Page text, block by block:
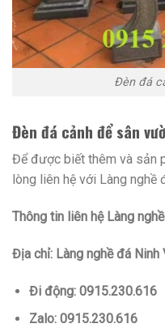
Đèn đá
Đèn đá cảnh để sân
Để được biết thêm và sản
lòng liên hệ với Làng nghề
Thông tin liên hệ Làng
Địa chỉ: Làng nghề đá
Đi động: 0915.230.616
Zalo: 0915.230.616